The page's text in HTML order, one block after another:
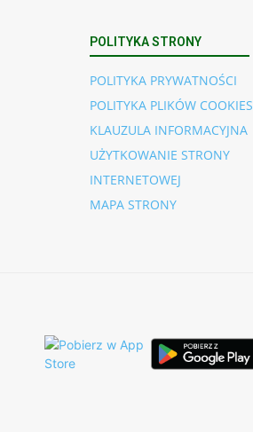
POLITYKA STRONY
POLITYKA PRYWATNOŚCI
POLITYKA PLIKÓW COOKIES
KLAUZULA INFORMACYJNA
UŻYTKOWANIE STRONY
INTERNETOWEJ
MAPA STRONY